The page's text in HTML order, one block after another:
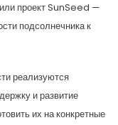
проект SunSeed —
подсолнечника к
реализуются
и развитие
их на конкретные